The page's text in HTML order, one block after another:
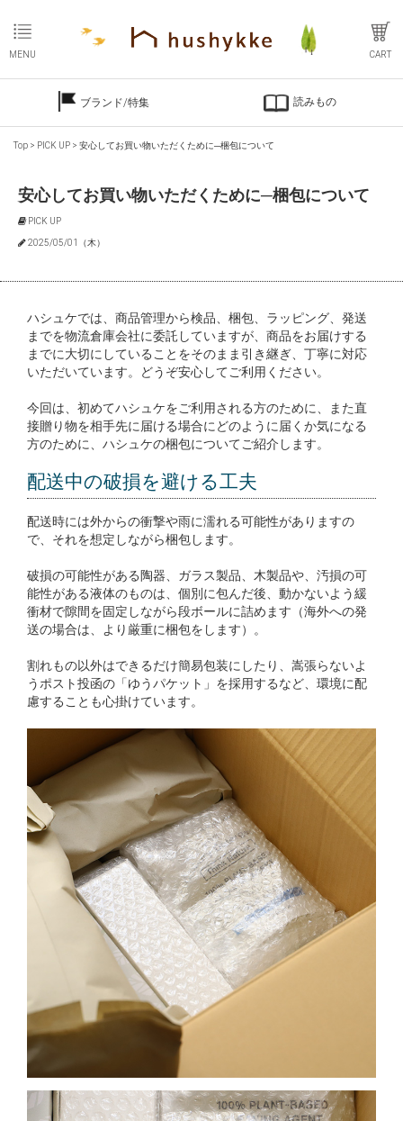
MENU CART
ブランド/特集 読みもの
Top > PICK UP > 安心してお買い物いただくために─梱包について
安心してお買い物いただくために─梱包について
PICK UP
2025/05/01（木）
ハシュケでは、商品管理から検品、梱包、ラッピング、発送
までを物流倉庫会社に委託していますが、商品をお届けする
までに大切にしていることをそのまま引き継ぎ、丁寧に対応
いただいています。どうぞ安心してご利用ください。
今回は、初めてハシュケをご利用される方のために、また直
接贈り物を相手先に届ける場合にどのように届くか気になる
方のために、ハシュケの梱包についてご紹介します。
配送中の破損を避ける工夫
配送時には外からの衝撃や雨に濡れる可能性がありますの
で、それを想定しながら梱包します。
破損の可能性がある陶器、ガラス製品、木製品や、汚損の可
能性がある液体のものは、個別に包んだ後、動かないよう緩
衝材で隙間を固定しながら段ボールに詰めます（海外への発
送の場合は、より厳重に梱包をします）。
割れもの以外はできるだけ簡易包装にしたり、嵩張らないよ
うポスト投函の「ゆうパケット」を採用するなど、環境に配
慮することも心掛けています。